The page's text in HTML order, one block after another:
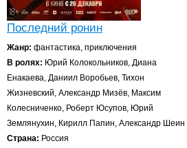
Последний ронин
Жанр: фантастика, приключения
В ролях: Юрий Колокольников, Диана
Енакаева, Даниил Воробьев, Тихон
Жизневский, Александр Мизёв, Максим
Колесниченко, Роберт Юсупов, Юрий
Землянухин, Кирилл Папин, Александр Шеин
Страна: Россия